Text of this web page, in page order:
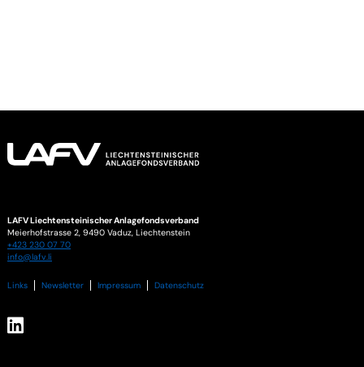
LAFV Liechtensteinischer Anlagefondsverband
Meierhofstrasse 2, 9490 Vaduz, Liechtenstein
+423 230 07 70
info@lafv.li
Links Newsletter Impressum Datenschutz